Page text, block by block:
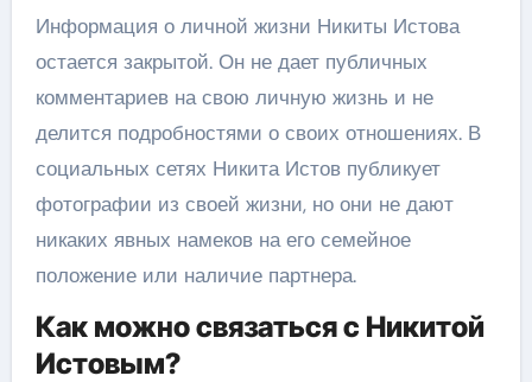
Информация о личной жизни Никиты Истова
остается закрытой. Он не дает публичных
комментариев на свою личную жизнь и не
делится подробностями о своих отношениях. В
социальных сетях Никита Истов публикует
фотографии из своей жизни, но они не дают
никаких явных намеков на его семейное
положение или наличие партнера.
Как можно связаться с Никитой
Истовым?